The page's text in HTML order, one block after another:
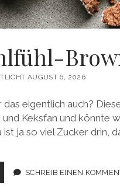
AUGUST 6, 2026
das eigentlich auch?
und Keksfan und könnte
ist ja so viel Zucker drin,
SCHREIB EINEN